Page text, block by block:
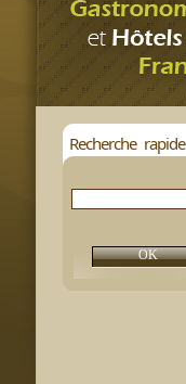
Recherche rapide